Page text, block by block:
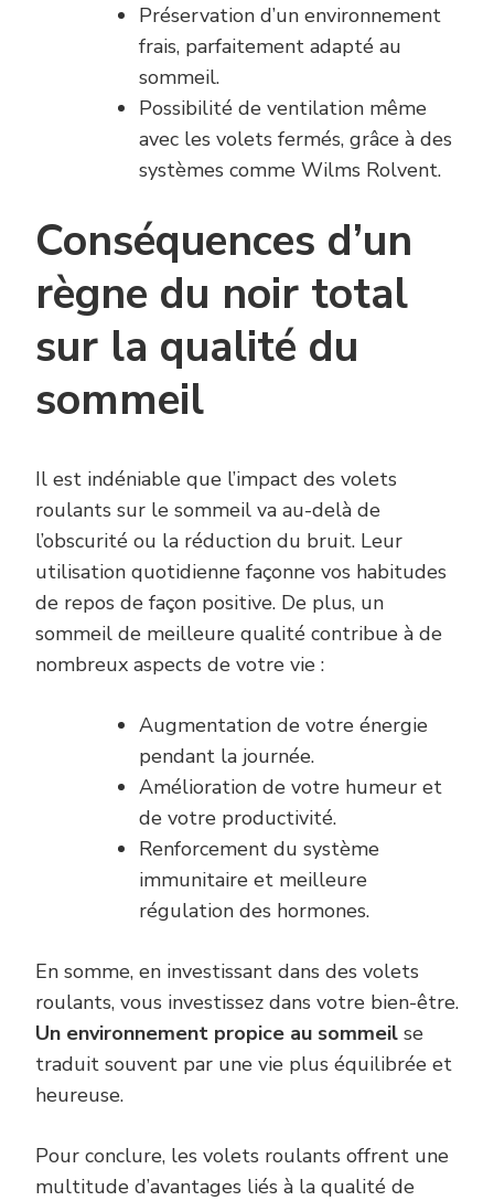
Préservation d’un environnement
frais, parfaitement adapté au
sommeil.
Possibilité de ventilation même
avec les volets fermés, grâce à des
systèmes comme Wilms Rolvent.
Conséquences d’un
règne du noir total
sur la qualité du
sommeil
Il est indéniable que l’impact des volets
roulants sur le sommeil va au-delà de
l’obscurité ou la réduction du bruit. Leur
utilisation quotidienne façonne vos habitudes
de repos de façon positive. De plus, un
sommeil de meilleure qualité contribue à de
nombreux aspects de votre vie :
Augmentation de votre énergie
pendant la journée.
Amélioration de votre humeur et
de votre productivité.
Renforcement du système
immunitaire et meilleure
régulation des hormones.
En somme, en investissant dans des volets
roulants, vous investissez dans votre bien-être.
Un environnement propice au sommeil se
traduit souvent par une vie plus équilibrée et
heureuse.
Pour conclure, les volets roulants offrent une
multitude d’avantages liés à la qualité de